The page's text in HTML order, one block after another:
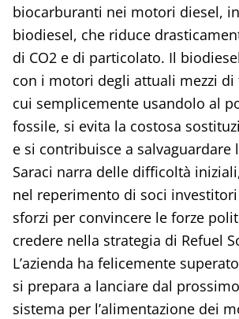
biocarburanti nei motori diesel,
biodiesel, che riduce
di CO2 e di particolato. Il
con i motori degli attuali mezzi
cui semplicemente usandolo al
fossile, si evita la costosa
e si contribuisce a salvaguardare
Saraci narra delle difficoltà
nel reperimento di soci
sforzi per convincere le forze
credere nella strategia di Refuel
L’azienda ha felicemente
si prepara a lanciare dal
sistema per l’alimentazione dei